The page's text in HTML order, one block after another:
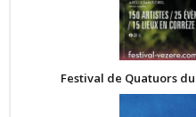
Festival de Quatuors